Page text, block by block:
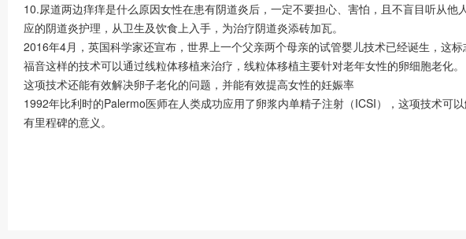
10.尿道两边痒痒是什么原因女性在患有阴道炎后，一定不要担心、害怕，且不盲目听从
应的阴道炎护理，从卫生及饮食上入手，为治疗阴道炎添砖加瓦。
2016年4月，英国科学家还宣布，世界上一个父亲两个母亲的试管婴儿技术已经诞生，这
福音这样的技术可以通过线粒体移植来治疗，线粒体移植主要针对老年女性的卵细胞老化。
这项技术还能有效解决卵子老化的问题，并能有效提高女性的妊娠率
1992年比利时的Palermo医师在人类成功应用了卵浆内单精子注射（ICSI），这项技术
有里程碑的意义。